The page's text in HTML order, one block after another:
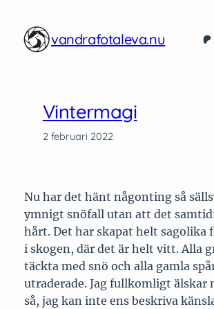
innehåll
vandrafotaleva.nu
Vintermagi
2 februari 2022
Nu har det hänt någonting så
ymnigt snöfall utan att det
hårt. Det har skapat helt sagolika
i skogen, där det är helt vitt. Alla
täckta med snö och alla gamla
utraderade. Jag fullkomligt älskar
så, jag kan inte ens beskriva